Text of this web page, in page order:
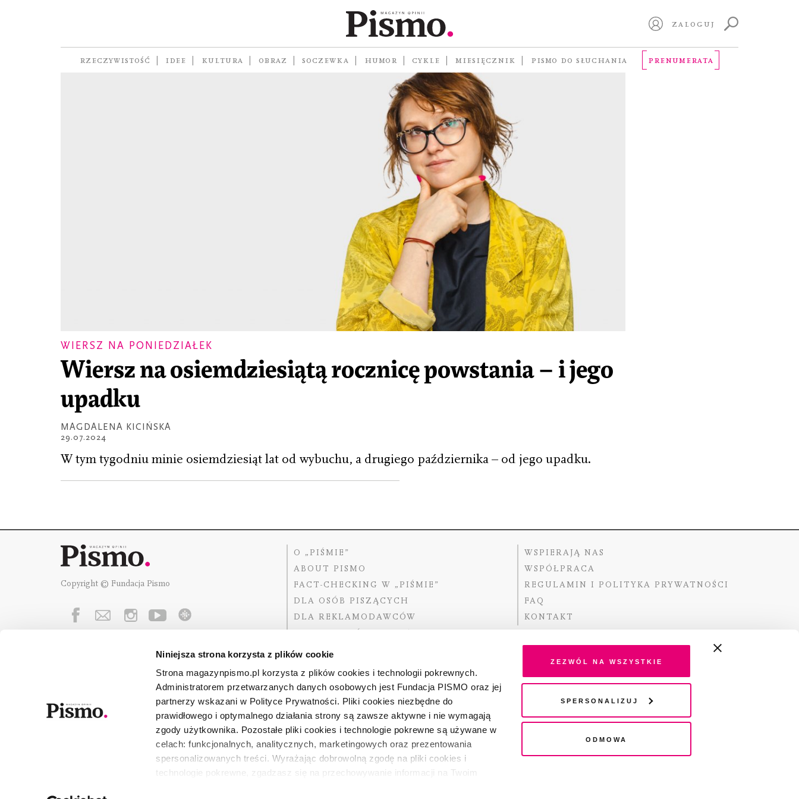
Niniejsza strona korzysta z plików cookie
Strona magazynpismo.pl korzysta z plików cookies i technologii pokrewnych.
Administratorem przetwarzanych danych osobowych jest Fundacja PISMO oraz jej
partnerzy wskazani w Polityce Prywatności. Pliki cookies niezbędne do
prawidłowego i optymalnego działania strony są zawsze aktywne i nie wymagają
zgody użytkownika. Pozostałe pliki cookies i technologie pokrewne są używane w
celach: funkcjonalnych, analitycznych, marketingowych oraz prezentowania
spersonalizowanych treści. Wyrażając dobrowolną zgodę na pliki cookies i
technologie pokrewne, zgadzasz się na przechowywanie informacji na Twoim
Zezwól na wszystkie
Spersonalizuj
Odmowa
ZALOGUJ
RZECZYWISTOŚĆ IDEE KULTURA OBRAZ SOCZEWKA HUMOR CYKLE MIESIĘCZNIK PISMO DO SŁUCHANIA PRENUMERATA
WIERSZ NA PONIEDZIAŁEK
Wiersz na osiemdziesiątą rocznicę powstania – i jego
upadku
MAGDALENA KICIŃSKA
29.07.2024
W tym tygodniu minie osiemdziesiąt lat od wybuchu, a drugiego października – od jego upadku.
Copyright © Fundacja Pismo
O „PIŚMIE”
ABOUT PISMO
FACT-CHECKING W „PIŚMIE”
DLA OSÓB PISZĄCYCH
DLA REKLAMODAWCÓW
WSPIERAJĄ NAS
WSPÓŁPRACA
REGULAMIN I POLITYKA PRYWATNOŚCI
FAQ
KONTAKT
Fundację Pismowspierają:
Dofinansowano ze środków Ministra Kultury i Dziedzictwa
Narodowego pochodzących z Funduszu Promocji Kultury –